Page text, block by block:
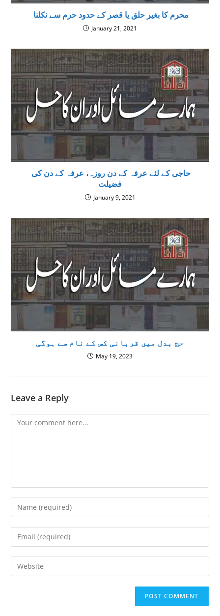
محرم کا بغیر حلق یا قصر کے حدود حرم سے نکلنا
January 21, 2021
فضیلت
January 9, 2021
حج بدل میں قربانی کس کے نام سے ہوگی
May 19, 2023
Leave a Reply
Comment
Enter
your
name
comment
Enter
your
email
address
Enter
your